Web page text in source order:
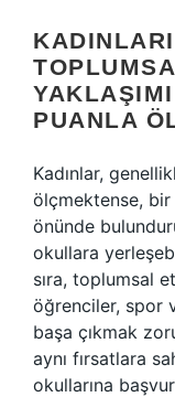
PUANLA
Kadınlar,
ölçmektense, bir
önünde
okullara
sıra, toplumsal
öğrenciler, spor
başa çıkmak
aynı fırsatlara
okullarına